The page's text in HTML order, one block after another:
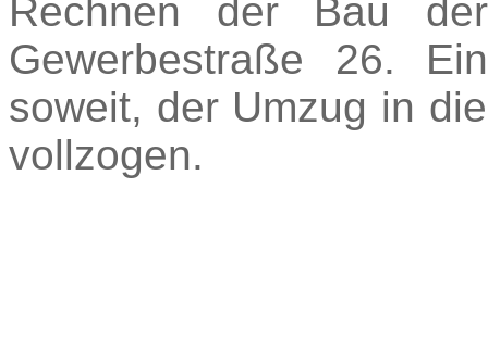
Rechnen der Bau
Gewerbestraße 26.
soweit, der Umzug in
vollzogen.